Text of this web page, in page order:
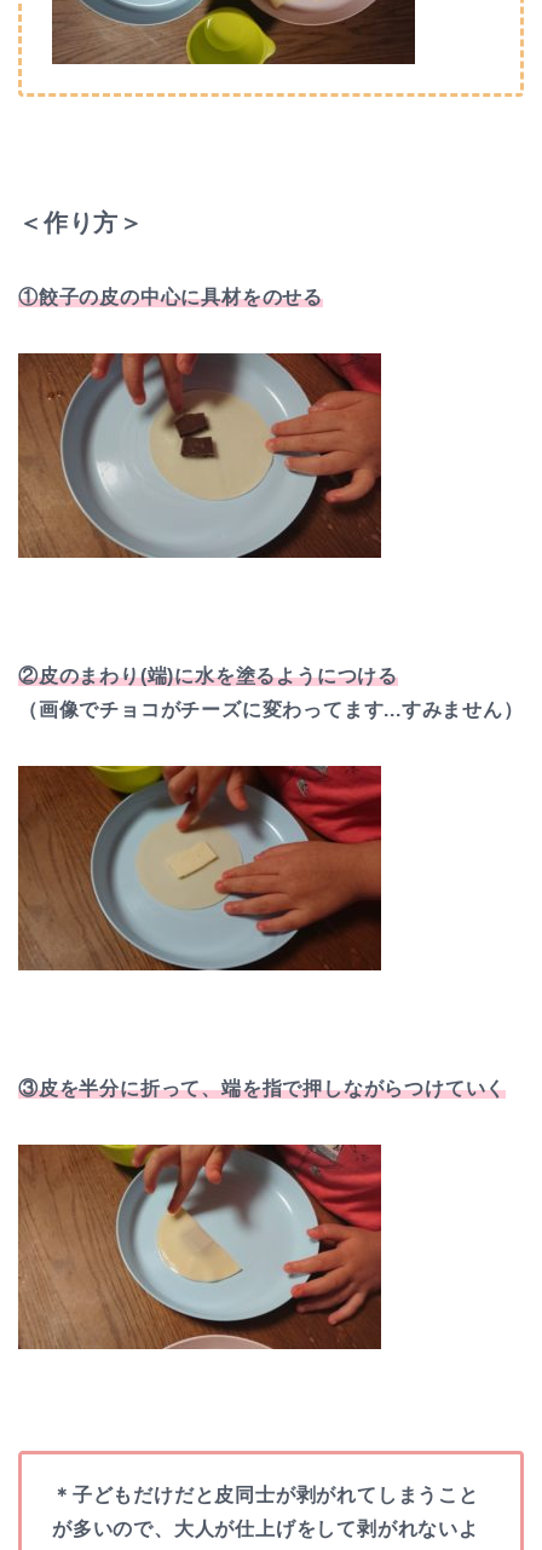
＜作り方＞
①餃子の皮の中心に具材をのせる
②皮のまわり(端)に水を塗るようにつける
（画像でチョコがチーズに変わってます...すみません）
③皮を半分に折って、端を指で押しながらつけていく
＊子どもだけだと皮同士が剥がれてしまうこと
が多いので、大人が仕上げをして剥がれないよ